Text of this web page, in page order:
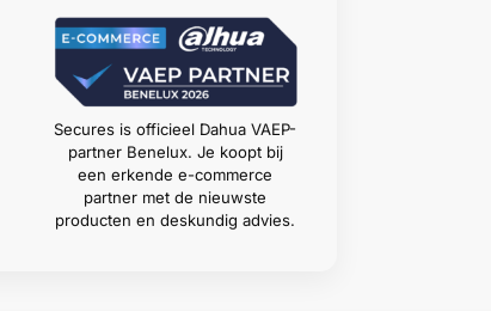
Secures is officieel Dahua VAEP-
partner Benelux. Je koopt bij
een erkende e-commerce
partner met de nieuwste
producten en deskundig advies.